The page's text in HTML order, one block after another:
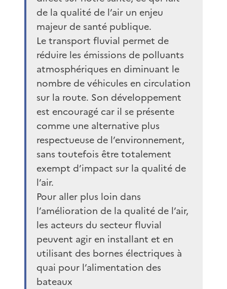
de la qualité de l’air un enjeu
majeur de santé publique.
Le transport fluvial permet de
réduire les émissions de polluants
atmosphériques en diminuant le
nombre de véhicules en circulation
sur la route. Son développement
est encouragé car il se présente
comme une alternative plus
respectueuse de l’environnement,
sans toutefois être totalement
exempt d’impact sur la qualité de
l’air.
Pour aller plus loin dans
l’amélioration de la qualité de l’air,
les acteurs du secteur fluvial
peuvent agir en installant et en
utilisant des bornes électriques à
quai pour l’alimentation des
bateaux